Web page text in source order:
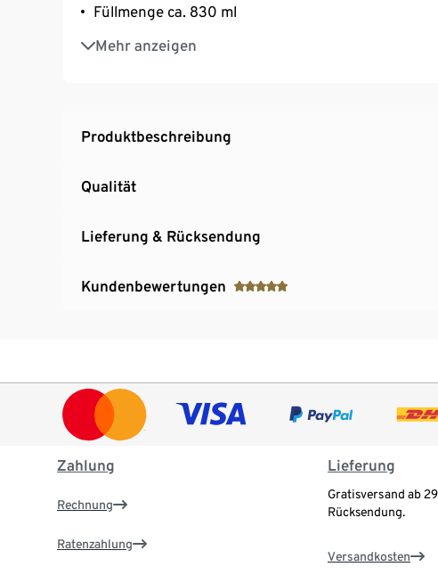
Füllmenge ca. 830 ml
Mehr anzeigen
Edelstahlmesser
Eintropfmulde zum präzisen Dosierem von Öl oder
Produktbeschreibung
Qualität
Lieferung & Rücksendung
Kundenbewertungen
Zahlung
Rechnung
Ratenzahlung
Lieferung
Gratisversand ab
Rücksendung.
Versandkosten